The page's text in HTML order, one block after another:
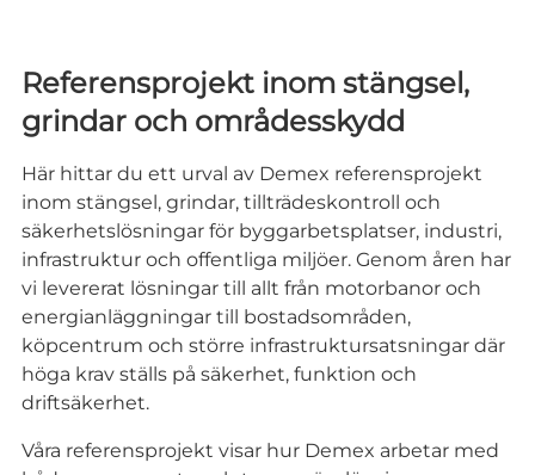
Referensprojekt inom stängsel,
grindar och områdesskydd
Här hittar du ett urval av Demex referensprojekt
inom stängsel, grindar, tillträdeskontroll och
säkerhetslösningar för byggarbetsplatser, industri,
infrastruktur och offentliga miljöer. Genom åren har
vi levererat lösningar till allt från motorbanor och
energianläggningar till bostadsområden,
köpcentrum och större infrastruktursatsningar där
höga krav ställs på säkerhet, funktion och
driftsäkerhet.
Våra referensprojekt visar hur Demex arbetar med